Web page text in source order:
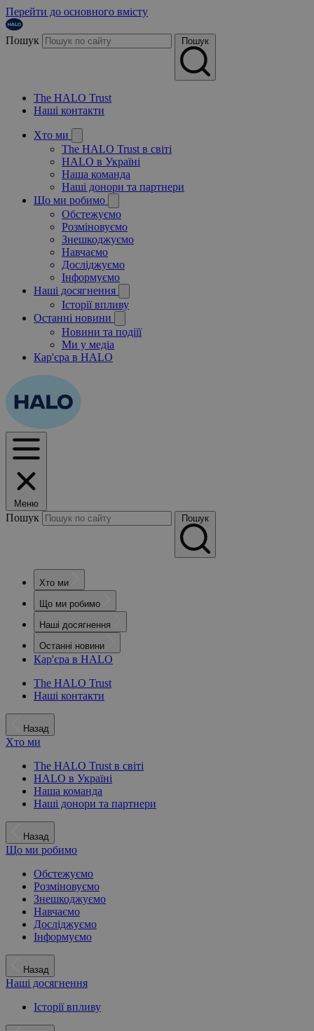
Перейти до основного вмісту
Пошук Пошук
The HALO Trust
Наші контакти
Хто ми
The HALO Trust в світі
HALO в Україні
Наша команда
Наші донори та партнери
Що ми робимо
Обстежуємо
Розміновуємо
Знешкоджуємо
Навчаємо
Досліджуємо
Інформуємо
Наші досягнення
Історії впливу
Останні новини
Новини та подіїї
Ми у медіа
Кар'єра в HALO
Меню
Пошук Пошук
Хто ми
Що ми робимо
Наші досягнення
Останні новини
Кар'єра в HALO
The HALO Trust
Наші контакти
Назад
Хто ми
The HALO Trust в світі
HALO в Україні
Наша команда
Наші донори та партнери
Назад
Що ми робимо
Обстежуємо
Розміновуємо
Знешкоджуємо
Навчаємо
Досліджуємо
Інформуємо
Назад
Наші досягнення
Історії впливу